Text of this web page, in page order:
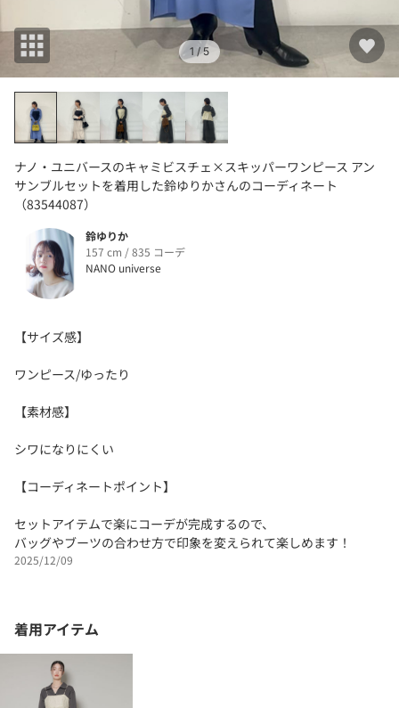
1 / 5
ナノ・ユニバースのキャミビスチェ×スキッパーワンピース アン
サンブルセットを着用した鈴ゆりかさんのコーディネート
（83544087）
鈴ゆりか
157 cm / 835 コーデ
NANO universe
【サイズ感】
ワンピース/ゆったり
【素材感】
シワになりにくい
【コーディネートポイント】
セットアイテムで楽にコーデが完成するので、
バッグやブーツの合わせ方で印象を変えられて楽しめます！
2025/12/09
着用アイテム